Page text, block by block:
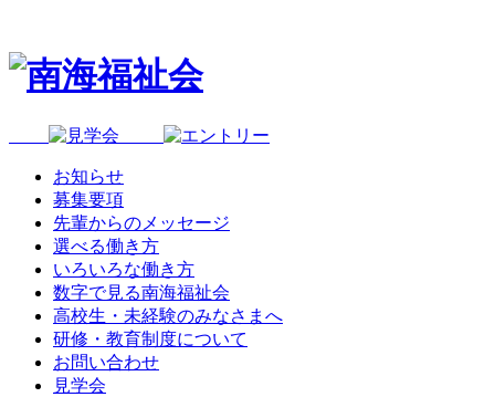
お知らせ
募集要項
先輩からのメッセージ
選べる働き方
いろいろな働き方
数字で見る南海福祉会
高校生・未経験のみなさまへ
研修・教育制度について
お問い合わせ
見学会